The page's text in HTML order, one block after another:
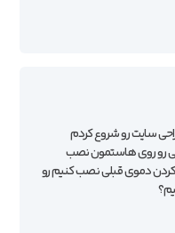
سایت رو شروع کردم
رو روی هاستمون نصب
دموی قبلی نصب کنیم رو